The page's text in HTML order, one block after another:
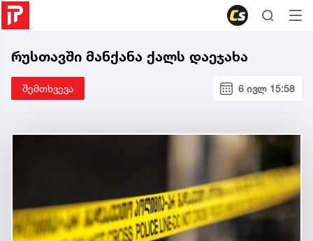
რუსთავში მანქანა ქალს დაეჯახა
შემთხვევა 6 ივლ 15:58